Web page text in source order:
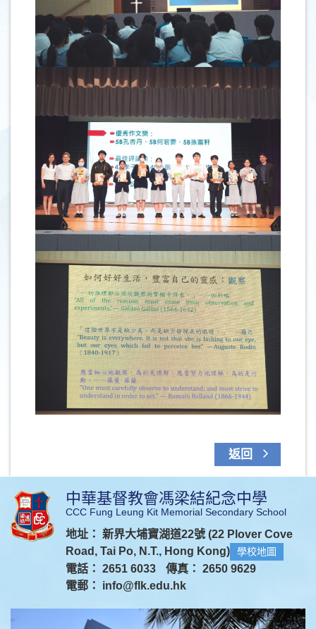
返回
中華基督教會馮梁結紀念中學
CCC Fung Leung Kit Memorial Secondary School
地址： 新界大埔寶湖道22號 (22 Plover Cove
Road, Tai Po, N.T., Hong Kong)
學校地圖
電話： 2651 6033
傳真： 2650 9629
電郵： info@flk.edu.hk